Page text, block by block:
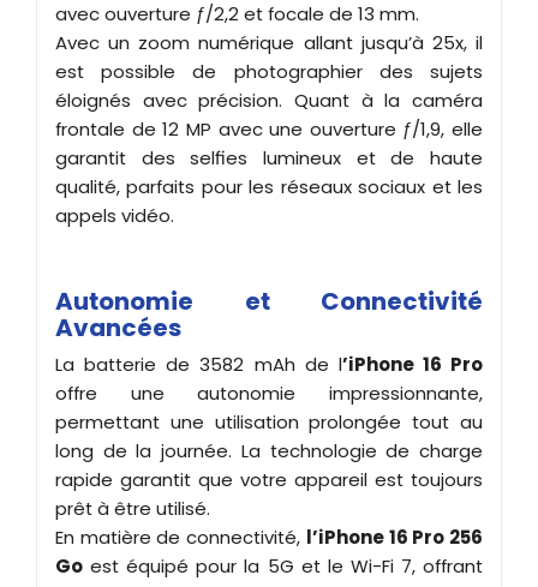
avec ouverture ƒ/2,2 et focale de 13 mm.
Avec un zoom numérique allant jusqu’à 25x, il
est possible de photographier des sujets
éloignés avec précision. Quant à la caméra
frontale de 12 MP avec une ouverture ƒ/1,9, elle
garantit des selfies lumineux et de haute
qualité, parfaits pour les réseaux sociaux et les
appels vidéo.
Autonomie et Connectivité
Avancées
La batterie de 3582 mAh de l’iPhone 16 Pro
offre une autonomie impressionnante,
permettant une utilisation prolongée tout au
long de la journée. La technologie de charge
rapide garantit que votre appareil est toujours
prêt à être utilisé.
En matière de connectivité, l’iPhone 16 Pro 256
Go est équipé pour la 5G et le Wi-Fi 7, offrant